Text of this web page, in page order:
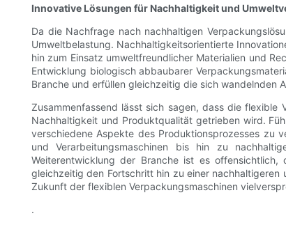
Innovative Lösungen für Nachhaltigkeit und
Da die Nachfrage nach nachhaltigen
Umweltbelastung. Nachhaltigkeitsorientierte
hin zum Einsatz umweltfreundlicher Materialien und
Entwicklung biologisch abbaubarer
Branche und erfüllen gleichzeitig die sich wandelnden
Zusammenfassend lässt sich sagen, dass die
Nachhaltigkeit und Produktqualität getrieben wird.
verschiedene Aspekte des Produktionsprozesses zu
und Verarbeitungsmaschinen bis hin zu
Weiterentwicklung der Branche ist es
gleichzeitig den Fortschritt hin zu einer
Zukunft der flexiblen Verpackungsmaschinen
.